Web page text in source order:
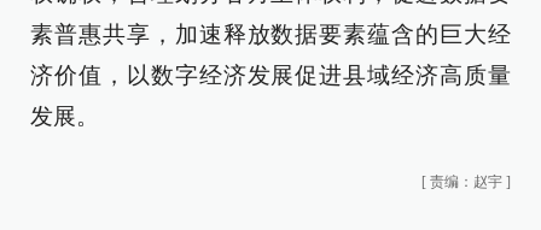
素普惠共享，加速释放数据要素蕴含的巨大经
济价值，以数字经济发展促进县域经济高质量
发展。
[ 责编：赵宇 ]